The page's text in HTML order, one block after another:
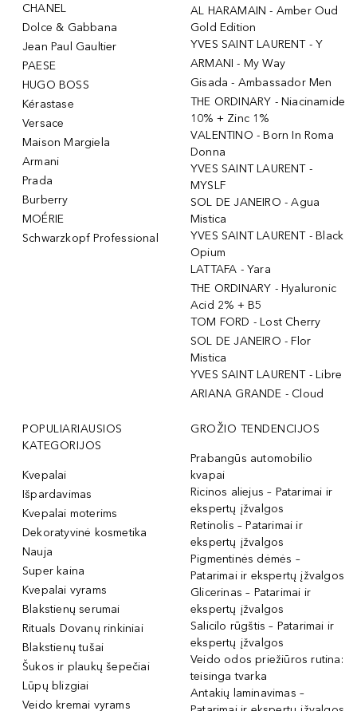
CHANEL
Dolce & Gabbana
Jean Paul Gaultier
PAESE
HUGO BOSS
Kérastase
Versace
Maison Margiela
Armani
Prada
Burberry
MOÉRIE
Schwarzkopf Professional
AL HARAMAIN - Amber Oud
Gold Edition
YVES SAINT LAURENT - Y
ARMANI - My Way
Gisada - Ambassador Men
THE ORDINARY - Niacinamide
10% + Zinc 1%
VALENTINO - Born In Roma
Donna
YVES SAINT LAURENT -
MYSLF
SOL DE JANEIRO - Agua
Mistica
YVES SAINT LAURENT - Black
Opium
LATTAFA - Yara
THE ORDINARY - Hyaluronic
Acid 2% + B5
TOM FORD - Lost Cherry
SOL DE JANEIRO - Flor
Mistica
YVES SAINT LAURENT - Libre
ARIANA GRANDE - Cloud
POPULIARIAUSIOS
KATEGORIJOS
Kvepalai
Išpardavimas
Kvepalai moterims
Dekoratyvinė kosmetika
Nauja
Super kaina
Kvepalai vyrams
Blakstienų serumai
Rituals Dovanų rinkiniai
Blakstienų tušai
Šukos ir plaukų šepečiai
Lūpų blizgiai
Veido kremai vyrams
GROŽIO TENDENCIJOS
Prabangūs automobilio
kvapai
Ricinos aliejus – Patarimai ir
ekspertų įžvalgos
Retinolis – Patarimai ir
ekspertų įžvalgos
Pigmentinės dėmės –
Patarimai ir ekspertų įžvalgos
Glicerinas – Patarimai ir
ekspertų įžvalgos
Salicilo rūgštis – Patarimai ir
ekspertų įžvalgos
Veido odos priežiūros rutina:
teisinga tvarka
Antakių laminavimas –